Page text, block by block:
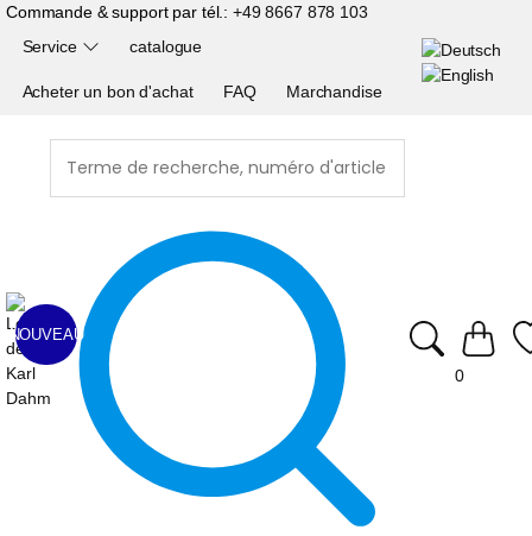
Commande & support par tél.: +49 8667 878 103
Service catalogue
Acheter un bon d'achat FAQ Marchandise
0
NOUVEAU